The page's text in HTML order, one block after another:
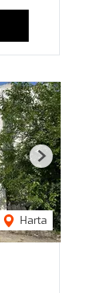
Harta
Next